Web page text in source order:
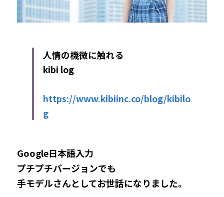
人情の機微に触れる
kibi log
https://www.kibiinc.co/blog/kibilo
g
Google日本語入力
プチプチバージョンでも
手モデルさんとしてお世話になりました。